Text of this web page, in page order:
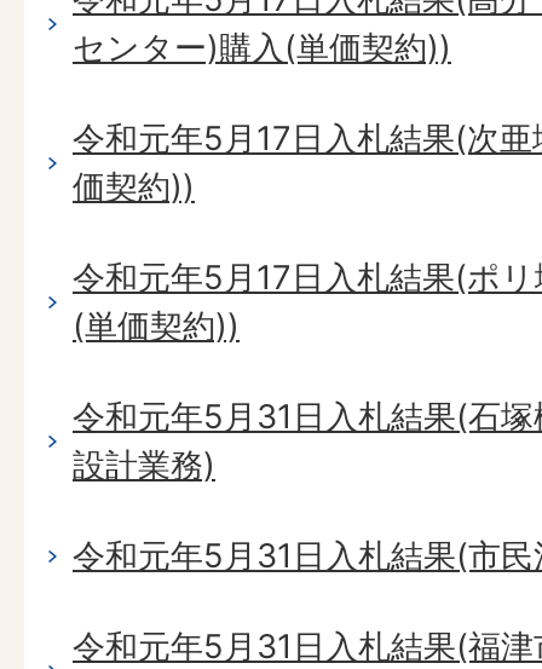
センター)購入(単価契約))
令和元年5月17日入札結果(次
価契約))
令和元年5月17日入札結果(ポ
(単価契約))
令和元年5月31日入札結果(石
設計業務)
令和元年5月31日入札結果(市
令和元年5月31日入札結果(福